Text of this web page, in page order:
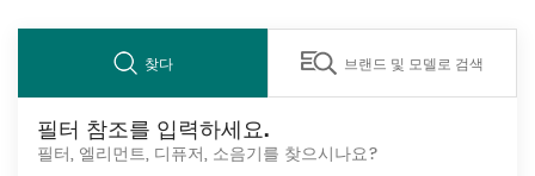
찾다 브랜드 및 모델로 검색
필터 참조를 입력하세요.
필터, 엘리먼트, 디퓨저, 소음기를 찾으시나요?